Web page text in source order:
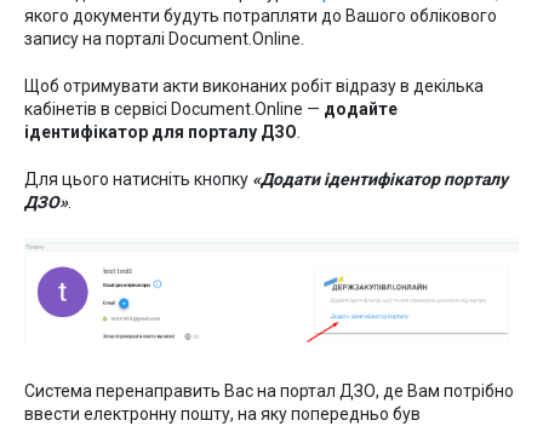
якого документи будуть потрапляти до Вашого облікового
запису на порталі Document.Online.
Щоб отримувати акти виконаних робіт відразу в декілька
кабінетів в сервісі Document.Online — додайте
ідентифікатор для порталу ДЗО
Для цього натисніть кнопку «Додати ідентифікатор порталу
ДЗО».
Система перенаправить Вас на портал ДЗО, де Вам потрібно
ввести електронну пошту, на яку попередньо був